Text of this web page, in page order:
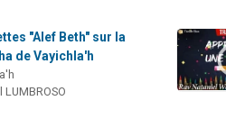
"Alef Beth" sur la
de Vayichla'h
LUMBROSO